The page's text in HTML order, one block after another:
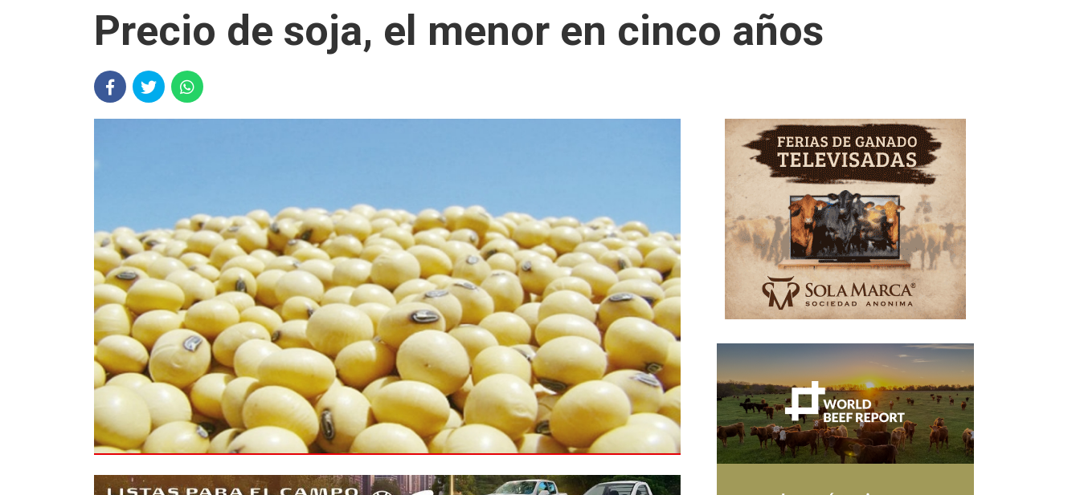
Precio de soja, el menor en cinco años